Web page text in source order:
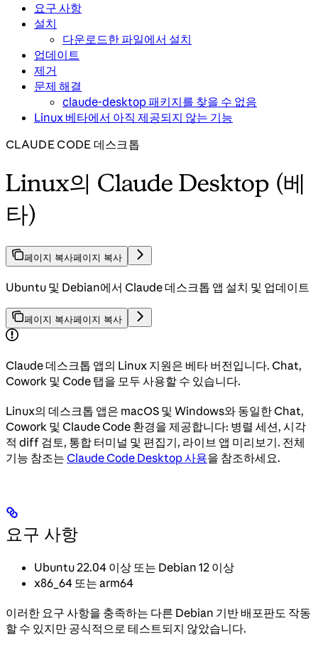
요구 사항
설치
다운로드한 파일에서 설치
업데이트
제거
문제 해결
claude-desktop 패키지를 찾을 수 없음
Linux 베타에서 아직 제공되지 않는 기능
CLAUDE CODE 데스크톱
Linux의 Claude Desktop (베
타)
페이지 복사페이지 복사
Ubuntu 및 Debian에서 Claude 데스크톱 앱 설치 및 업데이트
페이지 복사페이지 복사
Claude 데스크톱 앱의 Linux 지원은 베타 버전입니다. Chat,
Cowork 및 Code 탭을 모두 사용할 수 있습니다.
Linux의 데스크톱 앱은 macOS 및 Windows와 동일한 Chat,
Cowork 및 Claude Code 환경을 제공합니다: 병렬 세션, 시각
적 diff 검토, 통합 터미널 및 편집기, 라이브 앱 미리보기. 전체
기능 참조는 Claude Code Desktop 사용을 참조하세요.
요구 사항
Ubuntu 22.04 이상 또는 Debian 12 이상
x86_64 또는 arm64
이러한 요구 사항을 충족하는 다른 Debian 기반 배포판도 작동
할 수 있지만 공식적으로 테스트되지 않았습니다.